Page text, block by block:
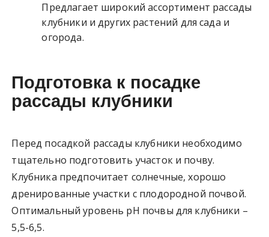
Предлагает широкий ассортимент рассады
клубники и других растений для сада и
огорода.
Подготовка к посадке
рассады клубники
Перед посадкой рассады клубники необходимо
тщательно подготовить участок и почву.
Клубника предпочитает солнечные, хорошо
дренированные участки с плодородной почвой.
Оптимальный уровень pH почвы для клубники –
5,5-6,5.